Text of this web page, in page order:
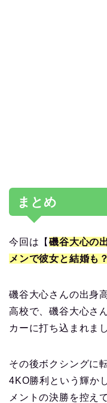
まとめ
今回は【磯谷大心の
メンで彼女と結婚も？
磯谷大心さんの出身
高校で、磯谷大心さ
カーに打ち込まれま
その後ボクシングに
4KO勝利という輝か
メントの決勝を控え